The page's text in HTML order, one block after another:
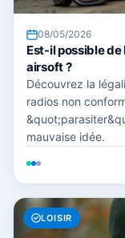
08/05/2026
Est-il possible
airsoft ?
Découvrez la
radios non
mauvaise idée.
LOISIR